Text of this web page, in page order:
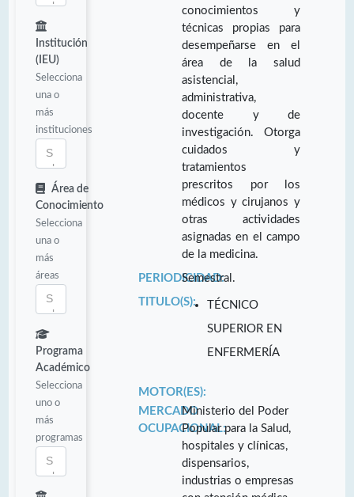
Institución
(IEU)
Selecciona
una o
más
instituciones
Área de
Conocimiento
Selecciona
una o
más
áreas
Programa
Académico
Selecciona
uno o
más
programas
conocimientos y
técnicas propias para
desempeñarse en el
área de la salud
asistencial,
administrativa,
docente y de
investigación. Otorga
cuidados y
tratamientos
prescritos por los
médicos y cirujanos y
otras actividades
asignadas en el campo
de la medicina.
PERIODICIDAD:
Semestral.
TITULO(S):
TÉCNICO
SUPERIOR EN
ENFERMERÍA
MOTOR(ES):
MERCADO
OCUPACIONAL:
Ministerio del Poder
Popular para la Salud,
hospitales y clínicas,
dispensarios,
industrias o empresas